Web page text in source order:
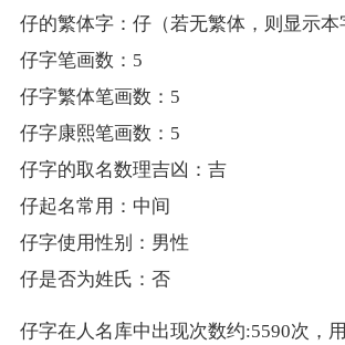
仔的繁体字：仔（若无繁体，则显示本
仔字笔画数：5
仔字繁体笔画数：5
仔字康熙笔画数：5
仔字的取名数理吉凶：吉
仔起名常用：中间
仔字使用性别：男性
仔是否为姓氏：否
仔字在人名库中出现次数约:5590次，